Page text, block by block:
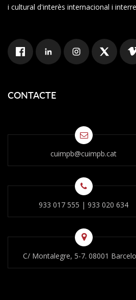
i cultural d'interès internacional i
CONTACTE
cuimpb@cuimpb.cat
933 017 555 | 933 020 634
C/ Montalegre, 5-7. 08001